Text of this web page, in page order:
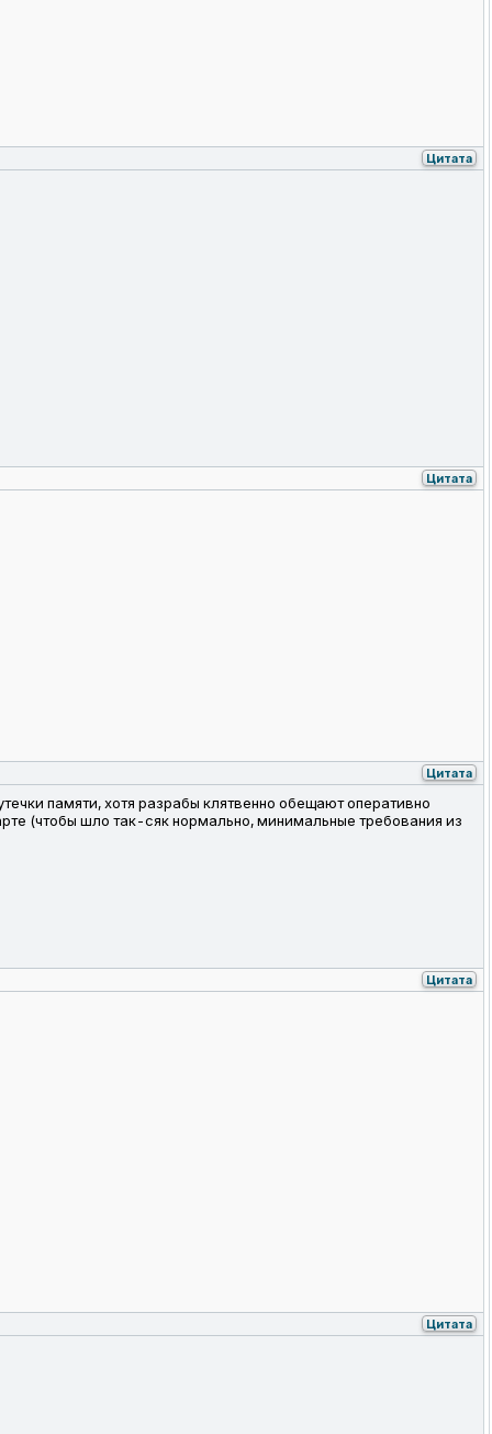
Цитата
Цитата
Цитата
памяти, хотя разрабы клятвенно обещают оперативно
(чтобы шло так-сяк нормально, минимальные требования из
Цитата
Цитата